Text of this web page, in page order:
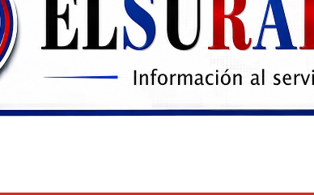
pacientes en el Hospital de Cabral.